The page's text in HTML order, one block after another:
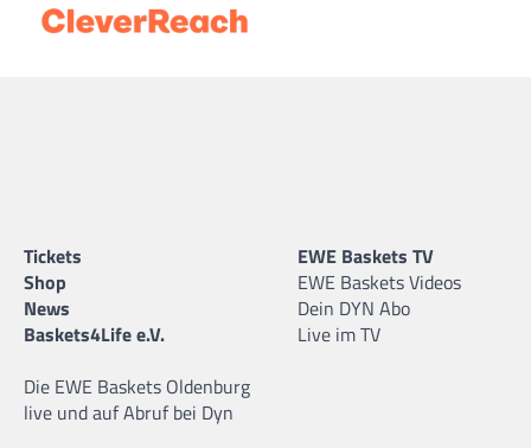
Tickets
Shop
News
Baskets4Life e.V.
Die EWE Baskets Oldenburg
live und auf Abruf bei Dyn
EWE Baskets TV
EWE Baskets Videos
Dein DYN Abo
Live im TV